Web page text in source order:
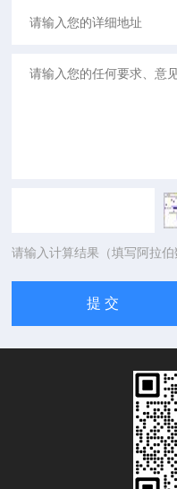
请输入计算结果（填写阿拉